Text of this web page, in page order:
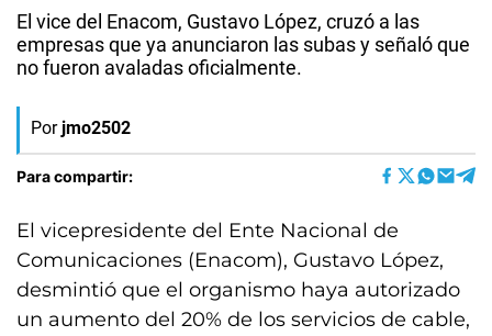
El vice del Enacom, Gustavo López, cruzó a las
empresas que ya anunciaron las subas y señaló que
no fueron avaladas oficialmente.
Por jmo2502
Para compartir:
El vicepresidente del Ente Nacional de
Comunicaciones (Enacom), Gustavo López,
desmintió que el organismo haya autorizado
un aumento del 20% de los servicios de cable,